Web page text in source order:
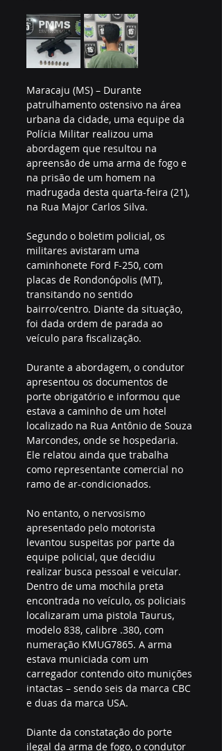
Maracaju (MS) – Durante
patrulhamento ostensivo na área
urbana da cidade, uma equipe da
Polícia Militar realizou uma
abordagem que resultou na
apreensão de uma arma de fogo e
na prisão de um homem na
madrugada desta quarta-feira (21),
na Rua Major Carlos Silva.
Segundo o boletim policial, os
militares avistaram uma
caminhonete Ford F-250, com
placas de Rondonópolis (MT),
transitando no sentido
bairro/centro. Diante da situação,
foi dada ordem de parada ao
veículo para fiscalização.
Durante a abordagem, o condutor
apresentou os documentos de
porte obrigatório e informou que
estava a caminho de um hotel
localizado na Rua Antônio de Souza
Marcondes, onde se hospedaria.
Ele relatou ainda que trabalha
como representante comercial no
ramo de ar-condicionados.
No entanto, o nervosismo
apresentado pelo motorista
levantou suspeitas por parte da
equipe policial, que decidiu
realizar busca pessoal e veicular.
Dentro de uma mochila preta
encontrada no veículo, os policiais
localizaram uma pistola Taurus,
modelo 838, calibre .380, com
numeração KMUG7865. A arma
estava municiada com um
carregador contendo oito munições
intactas – sendo seis da marca CBC
e duas da marca USA.
Diante da constatação do porte
ilegal da arma de fogo, o condutor